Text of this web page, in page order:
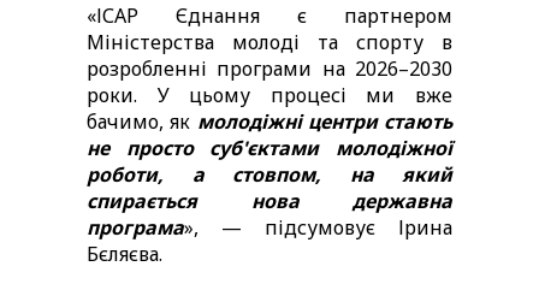
«ІСАР Єднання є партнером
Міністерства молоді та спорту в
розробленні програми на 2026–2030
роки. У цьому процесі ми вже
бачимо, як молодіжні центри стають
не просто суб'єктами молодіжної
роботи, а стовпом, на який
спирається нова державна
програма», — підсумовує Ірина
Бєляєва.